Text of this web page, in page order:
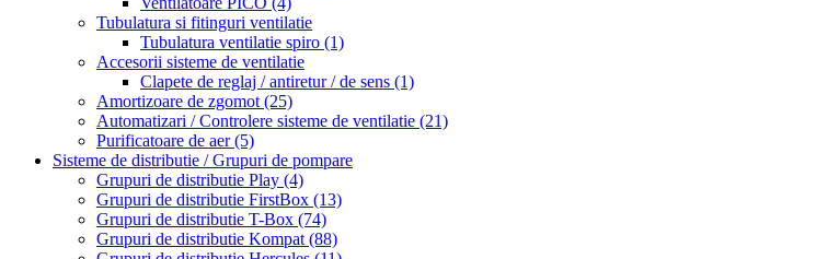
Tubulatura si fitinguri ventilatie
Tubulatura ventilatie spiro (1)
Accesorii sisteme de ventilatie
Clapete de reglaj / antiretur / de sens (1)
Amortizoare de zgomot (25)
Automatizari / Controlere sisteme de ventilatie (21)
Purificatoare de aer(5)
Sisteme de distributie / Grupuri de pompare
Grupuri de distributie Play (4)
Grupuri de distributie FirstBox (13)
Grupuri de distributie T-Box (74)
Grupuri de distributie Kompat (88)